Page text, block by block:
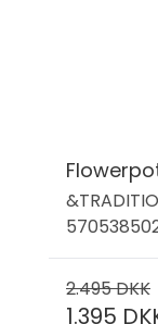
2.495 DKK
1.395